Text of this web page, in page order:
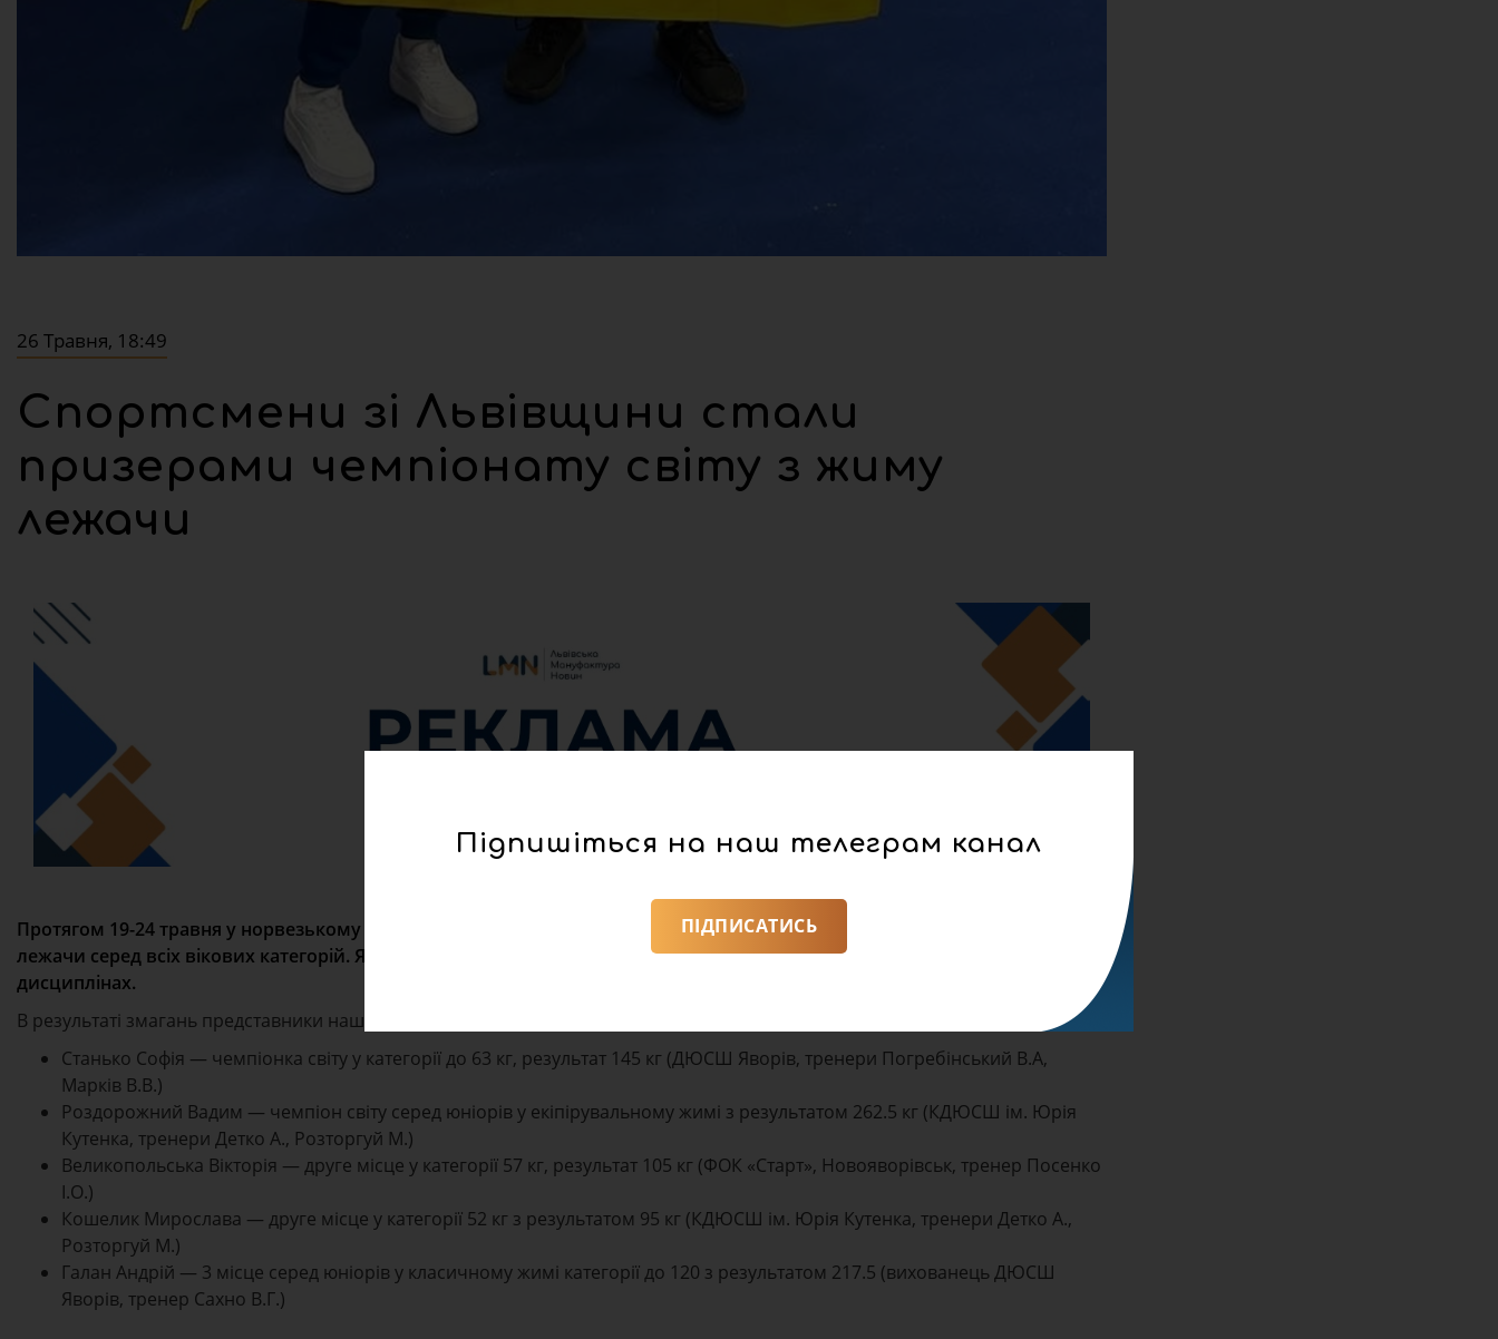
26 Травня, 18:49
Спортсмени зі Львівщини стали
призерами чемпіонату світу з жиму
лежачи
Протягом 19-24 травня у норвезькому місті Драммен проходив чемпіонат світу з жиму лежачи та класичного жиму
лежачи серед всіх вікових категорій. Як
у Львівській ОВА, Львівщину представляли 5 спортсменів у різних
дисциплінах.
В результаті змагань представники нашої області здобули такі нагороди:
Станько Софія — чемпіонка світу у категорії до 63 кг, результат 145 кг (ДЮСШ Яворів, тренери Погребінський В.А,
Марків В.В.)
Роздорожний Вадим — чемпіон світу серед юніорів у екіпірувальному жимі з результатом 262.5 кг (КДЮСШ ім. Юрія
Кутенка, тренери Детко А., Розторгуй М.)
Великопольська Вікторія — друге місце у категорії 57 кг, результат 105 кг (ФОК «Старт», Новояворівськ, тренер Посенко
І.О.)
Кошелик Мирослава — друге місце у категорії 52 кг з результатом 95 кг (КДЮСШ ім. Юрія Кутенка, тренери Детко А.,
Розторгуй М.)
Галан Андрій — 3 місце серед юніорів у класичному жимі категорії до 120 з результатом 217.5 (вихованець ДЮСШ
Яворів, тренер Сахно В.Г.)
Підпишіться на наш телеграм канал
ПІДПИСАТИСЬ